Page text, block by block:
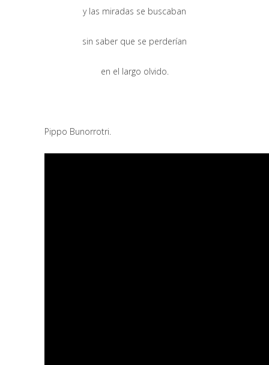
y las miradas se buscaban
sin saber que se perderían
en el largo olvido.
Pippo Bunorrotri.